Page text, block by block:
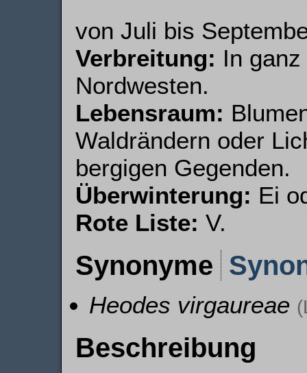
von Juli bis
Verbreitung: In
Nordwesten.
Lebensraum:
Waldrändern oder
bergigen Gegenden.
Überwinterung: Ei
Rote Liste: V.
Synonyme
Heodes virgaureae
Beschreibung